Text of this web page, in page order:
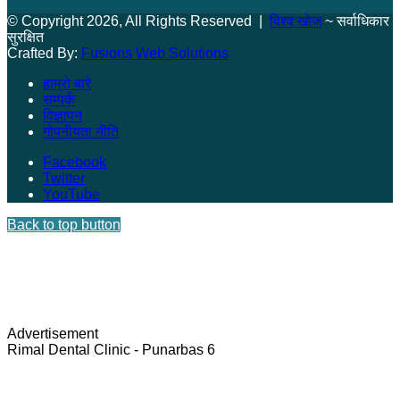
© Copyright 2026, All Rights Reserved | विश्व खोज~ सर्वाधिकार
सुरक्षित
Crafted By: Fusions Web Solutions
हाम्रो बारे
सम्पर्क
विज्ञापन
गोपनीयता नीति
Facebook
Twitter
YouTube
Back to top button
Advertisement
Rimal Dental Clinic - Punarbas 6